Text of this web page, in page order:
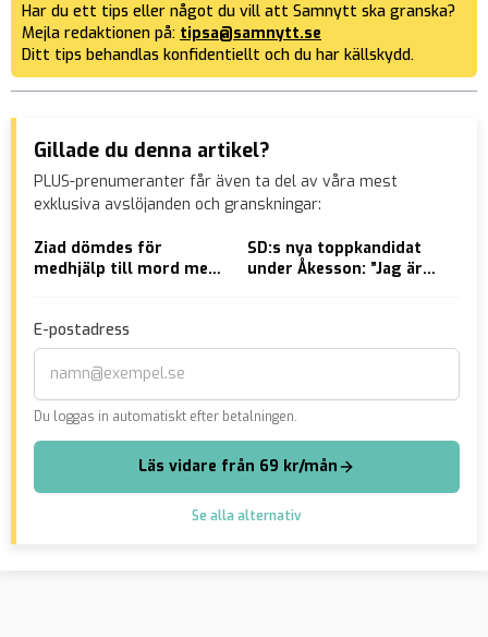
Har du ett tips eller något du vill att Samnytt ska granska?
Mejla redaktionen på: tipsa@samnytt.se
Ditt tips behandlas konfidentiellt och du har källskydd.
Gillade du denna artikel?
PLUS-prenumeranter får även ta del av våra mest
exklusiva avslöjanden och granskningar:
Ziad dömdes för
medhjälp till mord men
”lidandeersättning”
SD:s nya toppkandidat
under Åkesson: ”Jag är
E-postadress
Du loggas in automatiskt efter betalningen.
Läs vidare från 69 kr/mån
Se alla alternativ